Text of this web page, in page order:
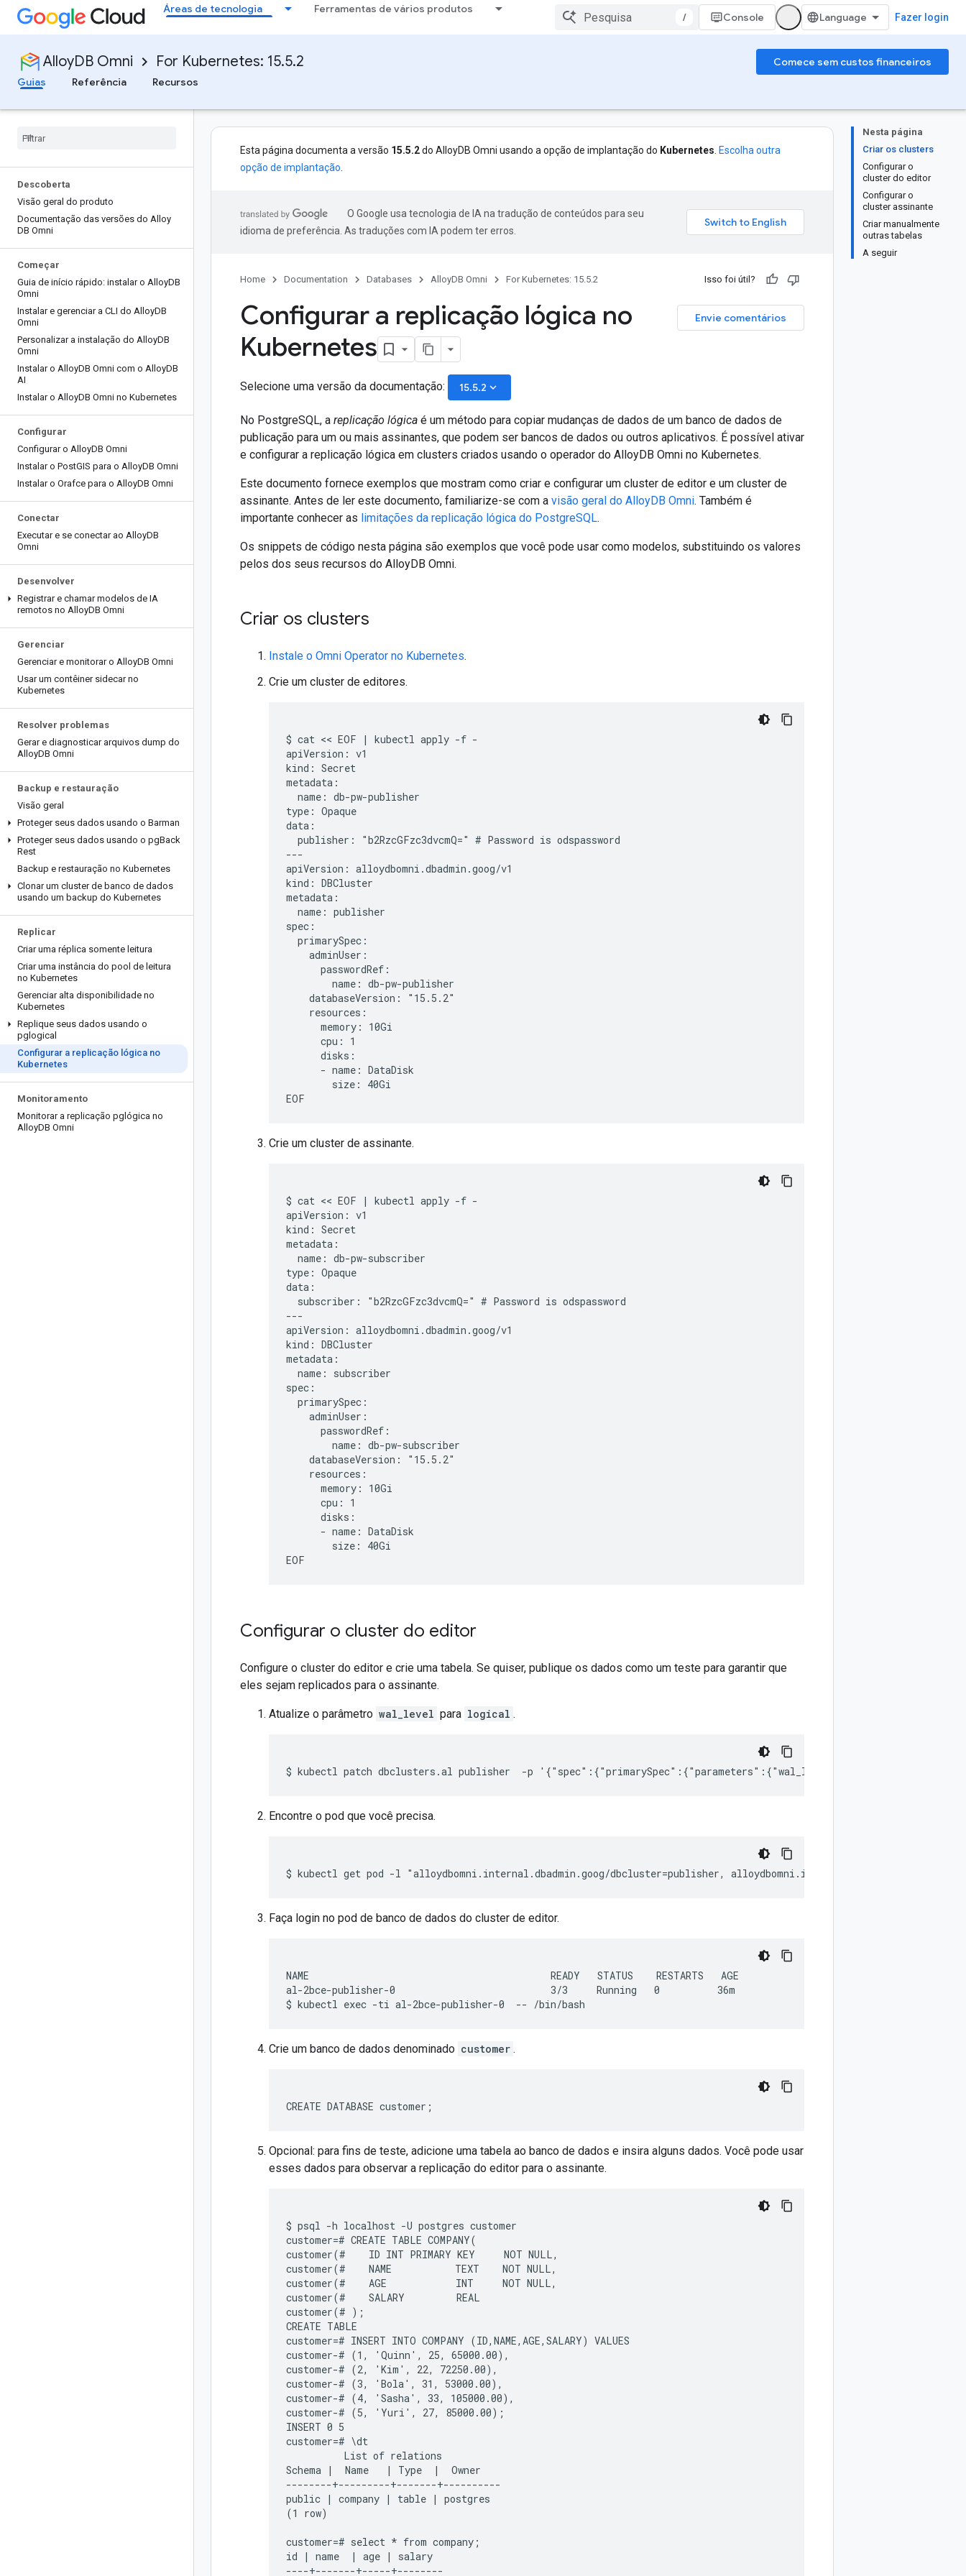
Áreas de tecnologia Ferramentas de vários produtos
/ Console Fazer login
AlloyDB Omni For Kubernetes: 15.5.2
Comece sem custos financeiros
Guias
Referência Recursos
Descoberta
Visão geral do produto
Documentação das versões do Alloy
DB Omni
Começar
Guia de início rápido: instalar o AlloyDB
Omni
Instalar e gerenciar a CLI do AlloyDB
Omni
Personalizar a instalação do AlloyDB
Omni
Instalar o AlloyDB Omni com o AlloyDB
AI
Instalar o AlloyDB Omni no Kubernetes
Configurar
Configurar o AlloyDB Omni
Instalar o PostGIS para o AlloyDB Omni
Instalar o Orafce para o AlloyDB Omni
Conectar
Executar e se conectar ao AlloyDB
Omni
Desenvolver
Registrar e chamar modelos de IA
remotos no AlloyDB Omni
Gerenciar
Gerenciar e monitorar o AlloyDB Omni
Usar um contêiner sidecar no
Kubernetes
Resolver problemas
Gerar e diagnosticar arquivos dump do
AlloyDB Omni
Backup e restauração
Visão geral
Proteger seus dados usando o Barman
Proteger seus dados usando o pgBack
Rest
Backup e restauração no Kubernetes
Clonar um cluster de banco de dados
usando um backup do Kubernetes
Replicar
Criar uma réplica somente leitura
Criar uma instância do pool de leitura
no Kubernetes
Gerenciar alta disponibilidade no
Kubernetes
Replique seus dados usando o
pglogical
Configurar a replicação lógica no
Kubernetes
Monitoramento
Monitorar a replicação pglógica no
AlloyDB Omni
Nesta página
Criar os clusters
Configurar o
cluster do editor
Configurar o
cluster assinante
Criar manualmente
outras tabelas
A seguir
Esta página documenta a versão 15.5.2do AlloyDB Omni usando a opção de implantação do Kubernetes Escolha outra
opção de implantação
O Google usa tecnologia de IA na tradução de conteúdos para seu
idioma de preferência. As traduções com IA podem ter erros.
Home Documentation Databases AlloyDB Omni For Kubernetes: 15.5.2 Isso foi útil?
Envie comentários
Configurar a replicação lógica no
Kubernetes
Selecione uma versão da documentação: 15.5.2 keyboard_arrow_down
No PostgreSQL, a replicação lógica é um método para copiar mudanças de dados de um banco de dados de
publicação para um ou mais assinantes, que podem ser bancos de dados ou outros aplicativos. É possível ativar
e configurar a replicação lógica em clusters criados usando o operador do AlloyDB Omni no Kubernetes.
Este documento fornece exemplos que mostram como criar e configurar um cluster de editor e um cluster de
assinante. Antes de ler este documento, familiarize-se com a visão geral do AlloyDB Omni. Também é
importante conhecer as limitações da replicação lógica do PostgreSQL.
Os snippets de código nesta página são exemplos que você pode usar como modelos, substituindo os valores
pelos dos seus recursos do AlloyDB Omni.
Criar os clusters
Instale o Omni Operator no Kubernetes.
Crie um cluster de editores.
$ cat << EOF | kubectl apply -f -
apiVersion: v1
kind: Secret
metadata:
  name: db-pw-publisher
type: Opaque
data:
  publisher: "b2RzcGFzc3dvcmQ=" # Password is odspassword
---
apiVersion: alloydbomni.dbadmin.goog/v1
kind: DBCluster
metadata:
  name: publisher
spec:
  primarySpec:
    adminUser:
      passwordRef:
        name: db-pw-publisher
    databaseVersion: "15.5.2"
    resources:
      memory: 10Gi
      cpu: 1
      disks:
      - name: DataDisk
        size: 40Gi
Crie um cluster de assinante.
$ cat << EOF | kubectl apply -f -
apiVersion: v1
kind: Secret
metadata:
  name: db-pw-subscriber
type: Opaque
data:
  subscriber: "b2RzcGFzc3dvcmQ=" # Password is odspassword
---
apiVersion: alloydbomni.dbadmin.goog/v1
kind: DBCluster
metadata:
  name: subscriber
spec:
  primarySpec:
    adminUser:
      passwordRef:
        name: db-pw-subscriber
    databaseVersion: "15.5.2"
    resources:
      memory: 10Gi
      cpu: 1
      disks:
      - name: DataDisk
        size: 40Gi
Configurar o cluster do editor
Configure o cluster do editor e crie uma tabela. Se quiser, publique os dados como um teste para garantir que
eles sejam replicados para o assinante.
Atualize o parâmetro wal_level para logical .
Encontre o pod que você precisa.
Faça login no pod de banco de dados do cluster de editor.
NAME                                          READY   STATUS    RESTARTS   AGE
al-2bce-publisher-0                           3/3     Running   0          36m
Crie um banco de dados denominado customer .
Opcional: para fins de teste, adicione uma tabela ao banco de dados e insira alguns dados. Você pode usar
esses dados para observar a replicação do editor para o assinante.
$ psql -h localhost -U postgres customer
customer=# CREATE TABLE COMPANY(
customer(#    ID INT PRIMARY KEY     NOT NULL,
customer(#    NAME           TEXT    NOT NULL,
customer(#    AGE            INT     NOT NULL,
customer(#    SALARY         REAL
customer(# );
CREATE TABLE
customer=# INSERT INTO COMPANY (ID,NAME,AGE,SALARY) VALUES
customer-# (1, 'Quinn', 25, 65000.00),
customer-# (2, 'Kim', 22, 72250.00),
customer-# (3, 'Bola', 31, 53000.00),
customer-# (4, 'Sasha', 33, 105000.00),
customer-# (5, 'Yuri', 27, 85000.00);
INSERT 0 5
customer=# \dt
          List of relations
Schema |  Name   | Type  |  Owner
--------+---------+-------+----------
public | company | table | postgres
(1 row)
customer=# select * from company;
id | name  | age | salary
----+-------+-----+--------